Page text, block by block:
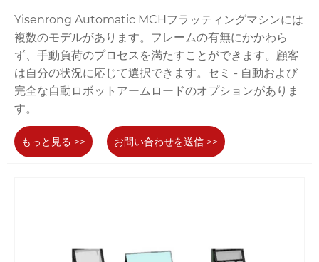
Yisenrong Automatic MCHフラッティングマシンには
複数のモデルがあります。フレームの有無にかかわら
ず、手動負荷のプロセスを満たすことができます。顧客
は自分の状況に応じて選択できます。セミ - 自動および
完全な自動ロボットアームロードのオプションがありま
す。
もっと見る >> お問い合わせを送信 >>